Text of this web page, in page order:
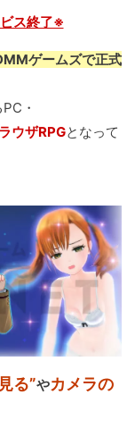
ス終了※
ゲームズで正式
・
ウザRPGとなって
る”やカメラの